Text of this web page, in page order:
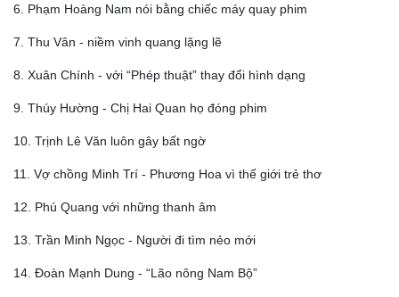
6. Phạm Hoàng Nam nói bằng chiếc máy quay phim
7. Thu Vân - niềm vinh quang lặng lẽ
8. Xuân Chính - với “Phép thuật” thay đổi hình dạng
9. Thúy Hường - Chị Hai Quan họ đóng phim
10. Trịnh Lê Văn luôn gây bất ngờ
11. Vợ chồng Minh Trí - Phương Hoa vì thế giới trẻ thơ
12. Phú Quang với những thanh âm
13. Trần Minh Ngọc - Người đi tìm nẻo mới
14. Đoàn Mạnh Dung - “Lão nông Nam Bộ”